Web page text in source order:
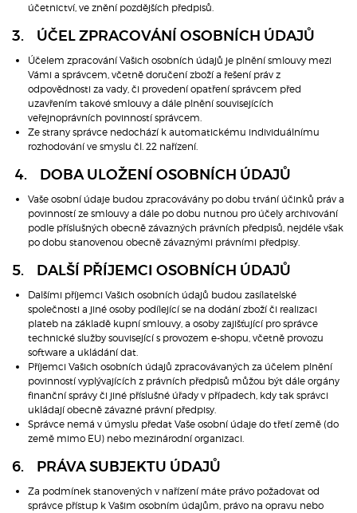
účetnictví, ve znění pozdějších předpisů.
3. ÚČEL ZPRACOVÁNÍ OSOBNÍCH ÚDAJŮ
Účelem zpracování Vašich osobních údajů je plnění smlouvy mezi
Vámi a správcem, včetně doručení zboží a řešení práv z
odpovědnosti za vady, či provedení opatření správcem před
uzavřením takové smlouvy a dále plnění souvisejících
veřejnoprávních povinností správcem.
Ze strany správce nedochází k automatickému individuálnímu
rozhodování ve smyslu čl. 22 nařízení.
4. DOBA ULOŽENÍ OSOBNÍCH ÚDAJŮ
Vaše osobní údaje budou zpracovávány po dobu trvání účinků práv a
povinností ze smlouvy a dále po dobu nutnou pro účely archivování
podle příslušných obecně závazných právních předpisů, nejdéle však
po dobu stanovenou obecně závaznými právními předpisy.
5. DALŠÍ PŘÍJEMCI OSOBNÍCH ÚDAJŮ
Dalšími příjemci Vašich osobních údajů budou zasílatelské
společnosti a jiné osoby podílející se na dodání zboží či realizaci
plateb na základě kupní smlouvy, a osoby zajišťující pro správce
technické služby související s provozem e-shopu, včetně provozu
software a ukládání dat.
Příjemci Vašich osobních údajů zpracovávaných za účelem plnění
povinností vyplývajících z právních předpisů můžou být dále orgány
finanční správy či jiné příslušné úřady v případech, kdy tak správci
ukládají obecně závazné právní předpisy.
Správce nemá v úmyslu předat Vaše osobní údaje do třetí země (do
země mimo EU) nebo mezinárodní organizaci.
6. PRÁVA SUBJEKTU ÚDAJŮ
Za podmínek stanovených v nařízení máte právo požadovat od
správce přístup k Vašim osobním údajům, právo na opravu nebo